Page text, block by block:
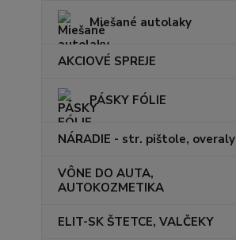
Miešané autolaky
AKCIOVÉ SPREJE
PÁSKY FÓLIE
NÁRADIE - str. pištole, overaly
VÔNE DO AUTA,
AUTOKOZMETIKA
ELIT-SK ŠTETCE, VALČEKY